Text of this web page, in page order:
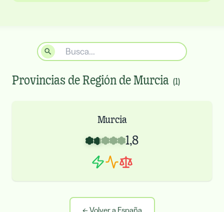
Provincias de Región de Murcia (1)
Murcia
1,8
←Volver a España